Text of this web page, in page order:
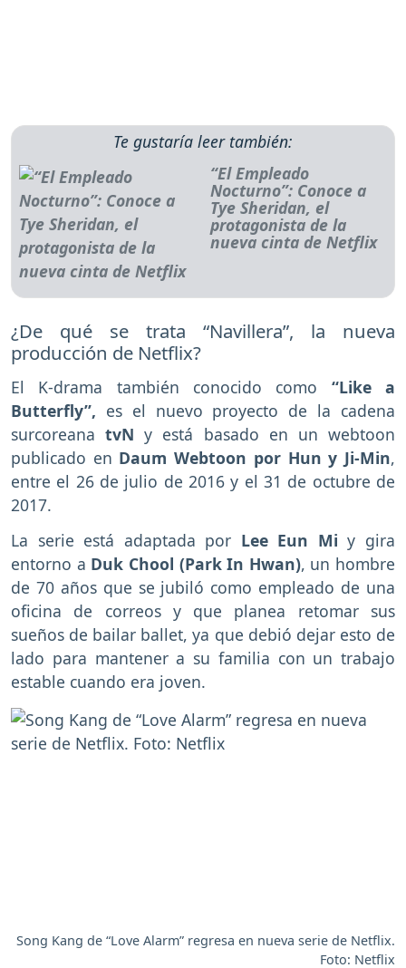
Te gustaría leer también:
“El Empleado
Nocturno”: Conoce a
Tye Sheridan, el
protagonista de la
nueva cinta de Netflix
¿De qué se trata “Navillera”, la nueva
producción de Netflix?
El K-drama también conocido como “Like a
Butterfly”, es el nuevo proyecto de la cadena
surcoreanatvNy está basado en un webtoon
publicado en Daum Webtoon por Hun y Ji-Min,
entre el 26 de julio de 2016 y el 31 de octubre de
2017.
La serie está adaptada por Lee Eun Miy gira
entorno a Duk Chool (Park In Hwan), un hombre
de 70 años que se jubiló como empleado de una
oficina de correos y que planea retomar sus
sueños de bailar ballet, ya que debió dejar esto de
lado para mantener a su familia con un trabajo
estable cuando era joven.
Song Kang de “Love Alarm” regresa en nueva serie de Netflix.
Foto: Netflix